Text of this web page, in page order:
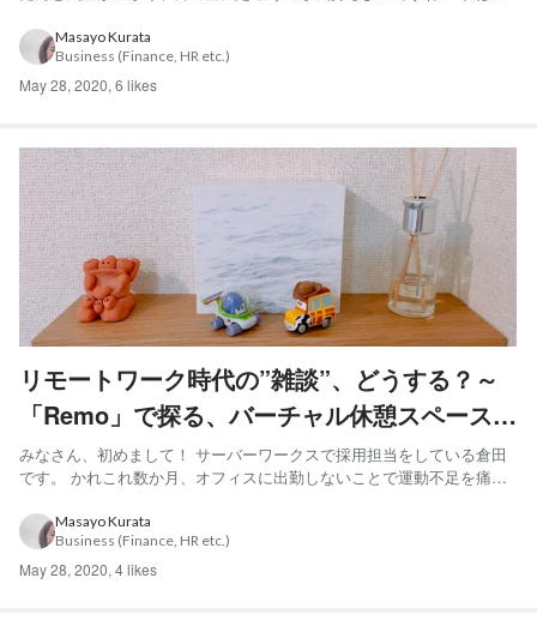
ています。 前回のあらすじ 前回の記事で、フルリモートになった私た
ちがリモートで雑談できる機会を増やすため、オンライン...
Masayo Kurata
Business (Finance, HR etc.)
May 28, 2020, 6 likes
リモートワーク時代の”雑談”、どうする？～
「Remo」で探る、バーチャル休憩スペースの
可能性～導入編
みなさん、初めまして！ サーバーワークスで採用担当をしている倉田
です。 かれこれ数か月、オフィスに出勤しないことで運動不足を痛感
利用して「密」にならないように近所を爆走するようになりました。
電動自転車って素晴らしいですね！人知れず風になる楽しみを...
Masayo Kurata
Business (Finance, HR etc.)
May 28, 2020, 4 likes